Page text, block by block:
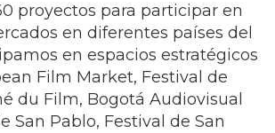
proyectos para participar en
en diferentes países del
en espacios estratégicos
Film Market, Festival de
du Film, Bogotá Audiovisual
San Pablo, Festival de San